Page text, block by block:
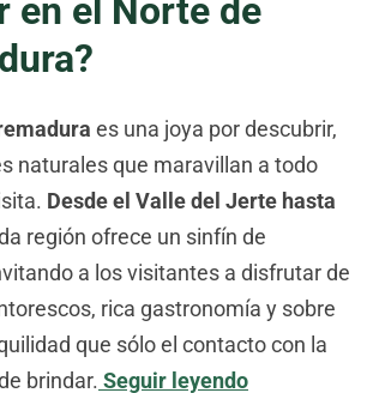
en el Norte de
es una joya por descubrir,
naturales que maravillan a todo
Desde el Valle del Jerte hasta
región ofrece un sinfín de
a los visitantes a disfrutar de
rica gastronomía y sobre
que sólo el contacto con la
brindar. Seguir leyendo